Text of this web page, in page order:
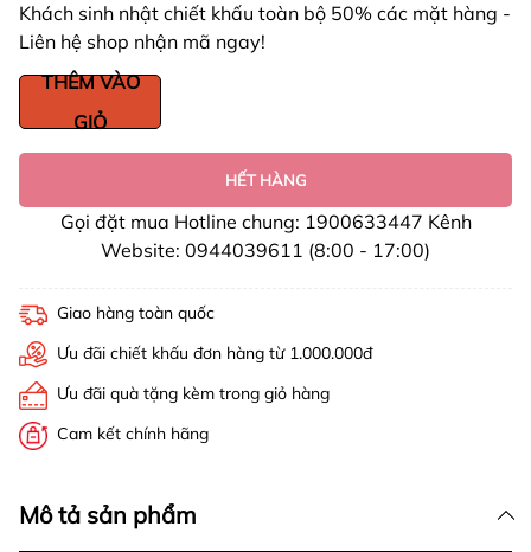
Khách sinh nhật chiết khấu toàn bộ 50% các mặt hàng -
Liên hệ shop nhận mã ngay!
THÊM VÀO
GIỎ
HẾT HÀNG
Gọi đặt mua Hotline chung: 1900633447 Kênh
Website: 0944039611 (8:00 - 17:00)
Giao hàng toàn quốc
Ưu đãi chiết khấu đơn hàng từ 1.000.000đ
Ưu đãi quà tặng kèm trong giỏ hàng
Cam kết chính hãng
Mô tả sản phẩm